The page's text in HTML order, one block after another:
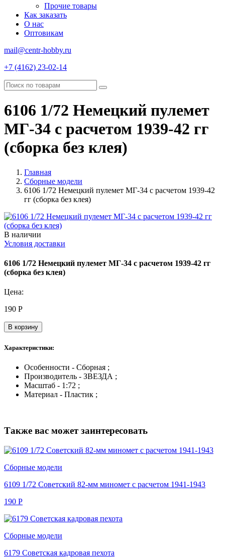
Прочие товары
Как заказать
О нас
Оптовикам
mail@centr-hobby.ru
+7 (4162) 23-02-14
6106 1/72 Немецкий пулемет
МГ-34 с расчетом 1939-42 гг
(сборка без клея)
Главная
Сборные модели
6106 1/72 Немецкий пулемет МГ-34 с расчетом 1939-42
гг (сборка без клея)
В наличии
Условия доставки
6106 1/72 Немецкий пулемет МГ-34 с расчетом 1939-42 гг
(сборка без клея)
Цена:
190 Р
В корзину
Характеристики:
Особенности - Сборная ;
Производитель - ЗВЕЗДА ;
Масштаб - 1:72 ;
Материал - Пластик ;
Также вас может заинтересовать
Сборные модели
6109 1/72 Советский 82-мм миномет с расчетом 1941-1943
190 Р
Сборные модели
6179 Советская кадровая пехота